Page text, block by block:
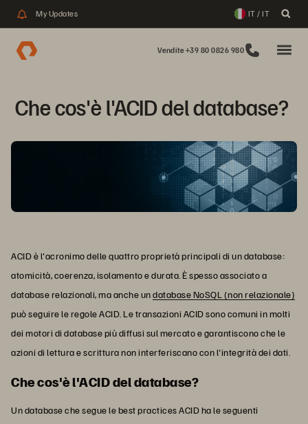
My Updates IT / IT
Vendite +39 80 0826 980
Che cos'è l'ACID del database?
ACID è l'acronimo delle quattro proprietà principali di un database:
atomicità, coerenza, isolamento e durata. È spesso associato a
database relazionali, ma anche undatabase NoSQL (non relazionale)
può seguire le regole ACID. Le transazioni ACID sono comuni in molti
dei motori di database più diffusi sul mercato e garantiscono che le
azioni di lettura e scrittura non interferiscano con l'integrità dei dati.
Che cos'è l'ACID del database?
Un database che segue le best practices ACID ha le seguenti